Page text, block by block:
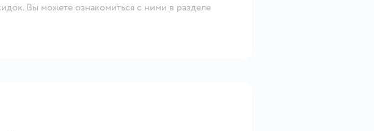
Вы можете ознакомиться с ними в разделе